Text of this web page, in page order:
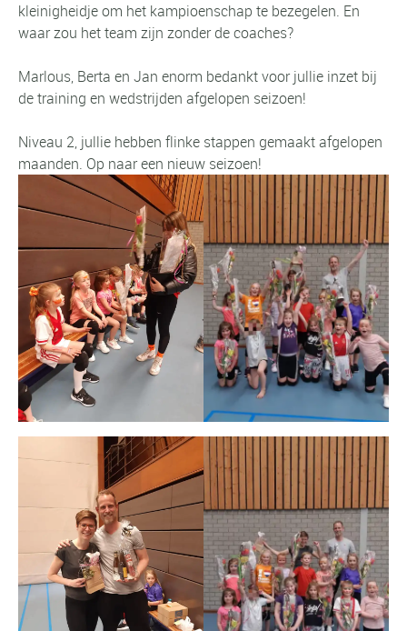
kleinigheidje om het kampioenschap te bezegelen. En
waar zou het team zijn zonder de coaches?
Marlous, Berta en Jan enorm bedankt voor jullie inzet bij
de training en wedstrijden afgelopen seizoen!
Niveau 2, jullie hebben flinke stappen gemaakt afgelopen
maanden. Op naar een nieuw seizoen!